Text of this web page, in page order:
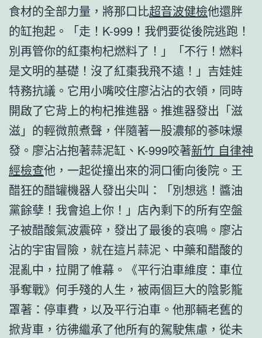
食材的全部力量，將那口比超音波健檢他還胖
的缸抱起。「走！K-999！我們要從後院逃跑！
別再管你的紅棗枸杞燃料了！」「不行！燃料
是文明的基礎！沒了紅棗我飛不遠！」吉娃娃
特務抗議。它用小嘴咬住廖沾沾的衣領，同時
開啟了它背上的枸杞推進器。推進器發出「滋
滋」的輕微煎煮聲，伴隨著一股濃郁的蔘味爆
發。廖沾沾抱著蒜泥缸、K-999咬著新竹 自律神
經檢查他，一起從撞出來的洞口衝向後院。王
醋狂的醋罐機器人發出尖叫：「別想逃！醬油
黨餘孽！我會追上你！」店內剩下的所有空盤
子被醋酸氣波震碎，發出了最後的哀鳴。廖沾
沾的宇宙冒險，就在這片蒜泥、中藥和醋酸的
混亂中，拉開了帷幕。《平行泊車維度：車位
爭奪戰》何手殘的人生，被兩個巨大的陰影籠
罩著：停車費，以及平行泊車。他那輛老舊的
掀背車，彷彿繼承了他所有的駕駛焦慮，從未